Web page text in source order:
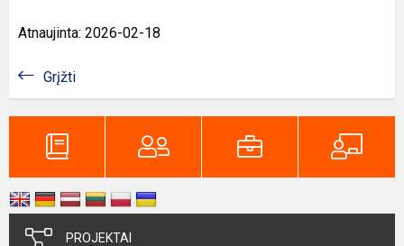
Atnaujinta: 2026-02-18
Grįžti
PROJEKTAI